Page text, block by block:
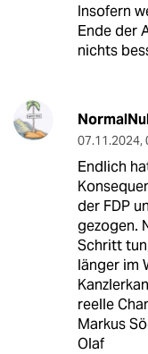
Insofern
Ende der
nichts
07.11.2024,
Endlich
der FDP
gezogen.
Schritt
länger im
reelle
Markus
Olaf